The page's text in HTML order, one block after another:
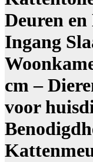
Deuren
Ingang
cm –
voor